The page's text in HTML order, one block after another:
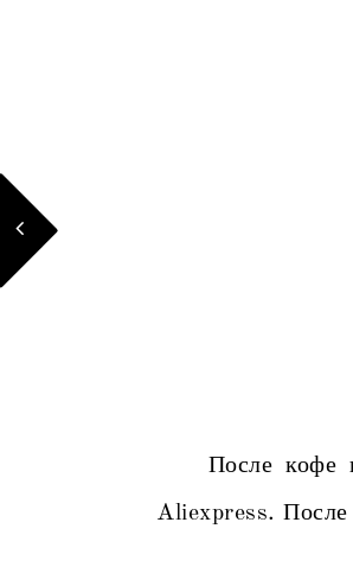
После кофе ко
Aliexpress. После